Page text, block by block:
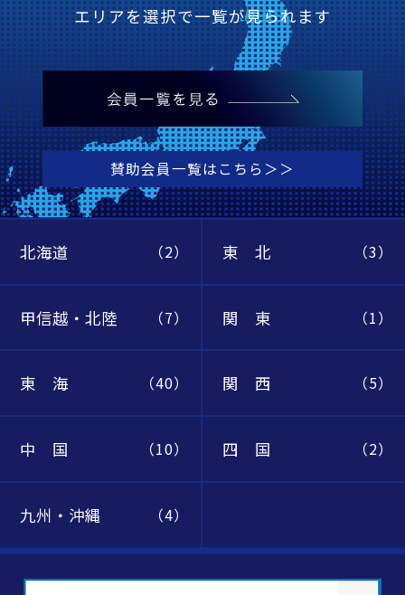
エリアを選択で一覧が見られます
賛助会員一覧はこちら＞＞
北海道 （2） 東 北 （3）
甲信越・北陸 （7） 関 東 （1）
東 海 （40） 関 西 （5）
中 国 （10） 四 国 （2）
九州・沖縄 （4）